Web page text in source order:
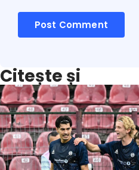
Citește și